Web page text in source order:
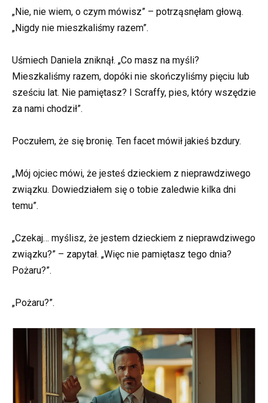
„Nie, nie wiem, o czym mówisz” – potrząsnęłam głową.
„Nigdy nie mieszkaliśmy razem”.
Uśmiech Daniela zniknął. „Co masz na myśli?
Mieszkaliśmy razem, dopóki nie skończyliśmy pięciu lub
sześciu lat. Nie pamiętasz? I Scraffy, pies, który wszędzie
za nami chodził”.
Poczułem, że się bronię. Ten facet mówił jakieś bzdury.
„Mój ojciec mówi, że jesteś dzieckiem z nieprawdziwego
związku. Dowiedziałem się o tobie zaledwie kilka dni
temu”.
„Czekaj… myślisz, że jestem dzieckiem z nieprawdziwego
związku?” – zapytał. „Więc nie pamiętasz tego dnia?
Pożaru?”.
„Pożaru?”.